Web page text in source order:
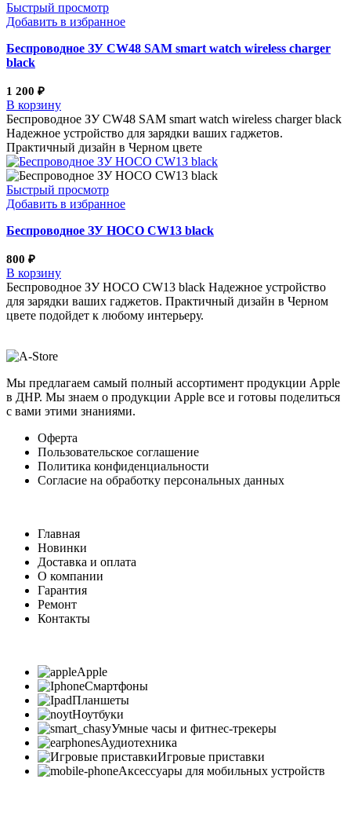
Быстрый просмотр
Добавить в избранное
Беспроводное ЗУ CW48 SAM smart watch wireless charger
black
1 200 ₽
В корзину
Беспроводное ЗУ CW48 SAM smart watch wireless charger black
Надежное устройство для зарядки ваших гаджетов.
Практичный дизайн в Черном цвете
Быстрый просмотр
Добавить в избранное
Беспроводное ЗУ HOCO CW13 black
800 ₽
В корзину
Беспроводное ЗУ HOCO CW13 black Надежное устройство
для зарядки ваших гаджетов. Практичный дизайн в Черном
цвете подойдет к любому интерьеру.
Мы предлагаем самый полный ассортимент продукции Apple
в ДНР. Мы знаем о продукции Apple все и готовы поделиться
с вами этими знаниями.
Оферта
Пользовательское соглашение
Политика конфиденциальности
Согласие на обработку персональных данных
Главная
Новинки
Доставка и оплата
О компании
Гарантия
Ремонт
Контакты
Apple
Смартфоны
Планшеты
Ноутбуки
Умные часы и фитнес-трекеры
Аудиотехника
Игровые приставки
Аксессуары для мобильных устройств